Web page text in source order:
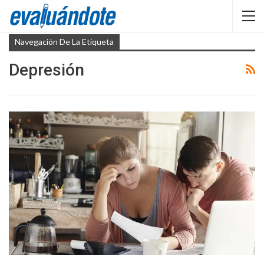
Navegación De La Etiqueta
Depresión